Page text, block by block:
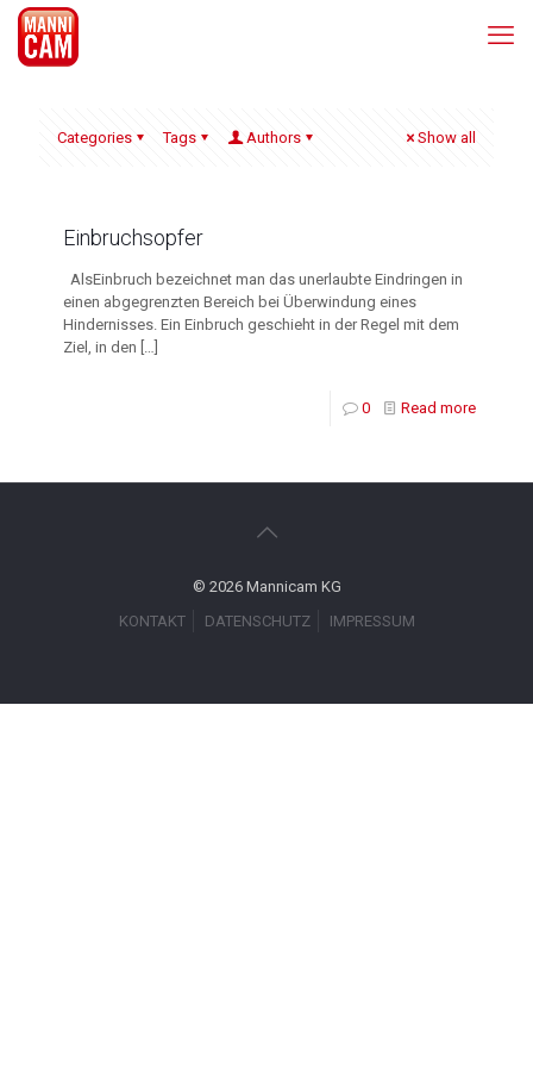
Categories Tags Authors Show all
Einbruchsopfer
AlsEinbruch bezeichnet man das unerlaubte Eindringen in
einen abgegrenzten Bereich bei Überwindung eines
Hindernisses. Ein Einbruch geschieht in der Regel mit dem
Ziel, in den […]
0 Read more
© 2026 Mannicam KG
KONTAKT
DATENSCHUTZ IMPRESSUM